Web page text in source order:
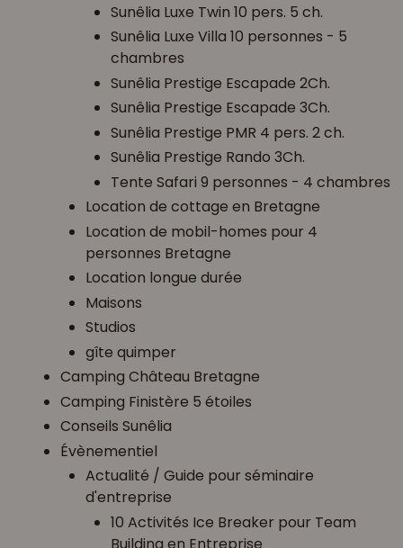
Sunêlia Luxe Twin 10 pers. 5 ch.
Sunêlia Luxe Villa 10 personnes - 5
chambres
Sunêlia Prestige Escapade 2Ch.
Sunêlia Prestige Escapade 3Ch.
Sunêlia Prestige PMR 4 pers. 2 ch.
Sunêlia Prestige Rando 3Ch.
Tente Safari 9 personnes - 4 chambres
Location de cottage en Bretagne
Location de mobil-homes pour 4
personnes Bretagne
Location longue durée
Maisons
Studios
gîte quimper
Camping Château Bretagne
Camping Finistère 5 étoiles
Conseils Sunêlia
Évènementiel
Actualité / Guide pour séminaire
d'entreprise
10 Activités Ice Breaker pour Team
Building en Entreprise